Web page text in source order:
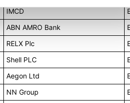
IMCD
ABN AMRO Bank
RELX Plc
Shell PLC
Aegon Ltd
NN Group